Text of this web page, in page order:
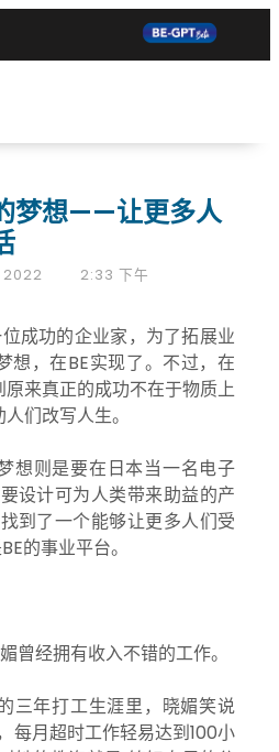
梦想——让更多人
2022 2:33 下午
成功的企业家，为了拓展业
想，在BE实现了。不过，在
来真正的成功不在于物质上
们改写人生。
想则是要在日本当一名电子
设计可为人类带来助益的产
到了一个能够让更多人们受
的事业平台。
曾经拥有收入不错的工作。
三年打工生涯里，晓媚笑说
每月超时工作轻易达到100小